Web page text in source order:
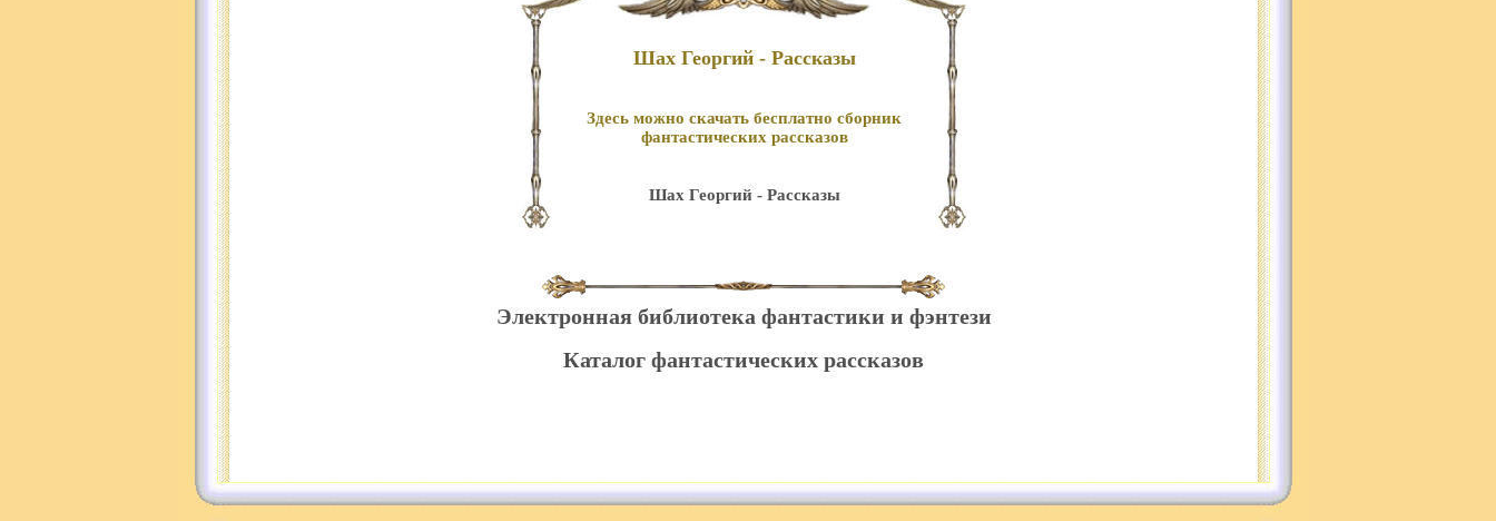
Шах Георгий - Рассказы
Здесь можно скачать бесплатно сборник
фантастических рассказов
Шах Георгий - Рассказы
Электронная библиотека фантастики и фэнтези
Каталог фантастических рассказов